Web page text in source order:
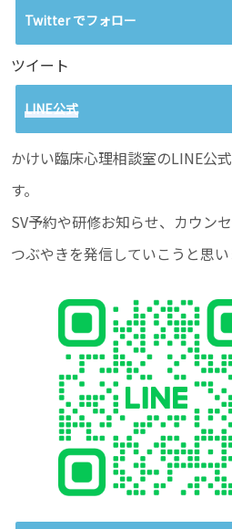
Twitter でフォロー
ツイート
LINE公式
かけい臨床心理相談室のLINE公
す。
SV予約や研修お知らせ、カウン
つぶやきを発信していこうと思い